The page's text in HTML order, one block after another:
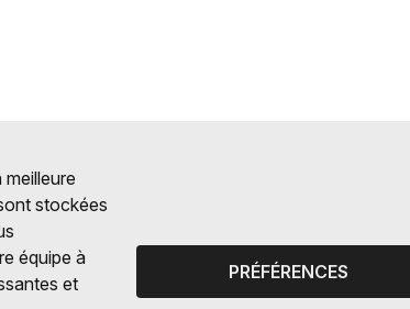
stockées
équipe à
et
PRÉFÉRENCES